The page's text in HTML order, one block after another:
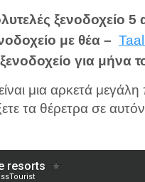
ξενοδοχείο 5
με θέα –
για μήνα
μια αρκετά μεγάλη
τα θέρετρα σε